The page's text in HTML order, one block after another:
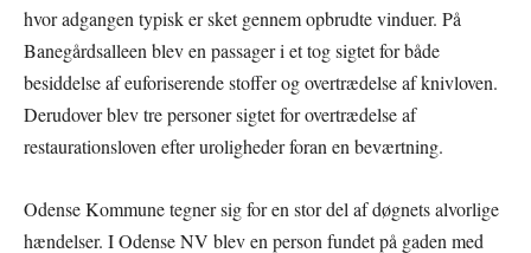
hvor adgangen typisk er sket gennem opbrudte vinduer. På
Banegårdsalleen blev en passager i et tog sigtet for både
besiddelse af euforiserende stoffer og overtrædelse af knivloven.
Derudover blev tre personer sigtet for overtrædelse af
restaurationsloven efter uroligheder foran en beværtning.
Odense Kommune tegner sig for en stor del af døgnets alvorlige
hændelser. I Odense NV blev en person fundet på gaden med